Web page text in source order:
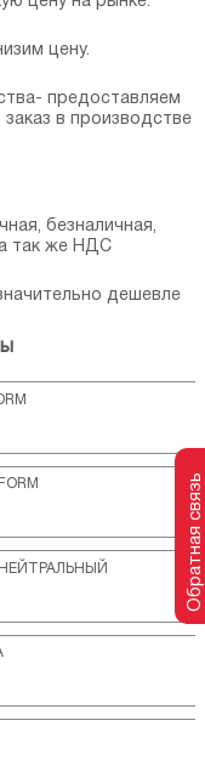
цену.
предоставляем
в производстве
безналичная,
так же НДС
дешевле
Обратная связь